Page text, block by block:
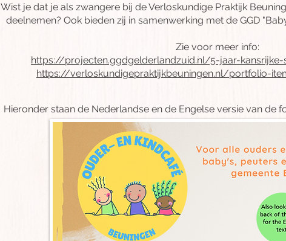
Wist je dat je als zwangere bij de Verloskundige Praktijk
deelnemen? Ook bieden zij in samenwerking met de GGD
Zie voor meer info:
https://projecten.ggdgelderlandzuid.nl/5-jaar-
https://verloskundigepraktijkbeuningen.nl/portfolio-
Hieronder staan de Nederlandse en de Engelse versie van de